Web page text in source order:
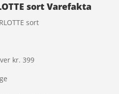
sort Varefakta
sort
kr. 399